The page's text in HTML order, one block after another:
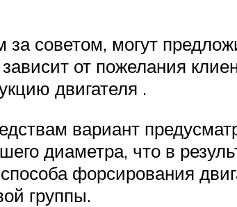
советом, могут
от пожелания
двигателя .
вариант
диаметра, что в
форсирования
группы.